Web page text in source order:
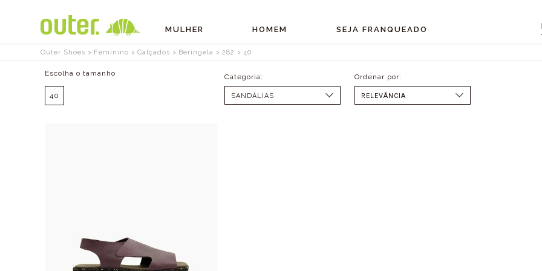
MULHER HOMEM SEJA FRANQUEADO
Outer Shoes Feminino Calçados Beringela 282 40
SANDÁLIAS
Tamanhos
40 SELECIONAR